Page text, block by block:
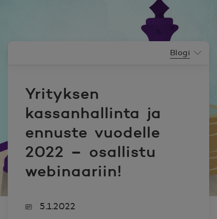
Yrityksen
kassanhallinta ja
ennuste vuodelle
2022 – osallistu
webinaariin!
Blogi
5.1.2022